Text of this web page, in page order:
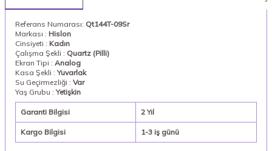
Referans Numarası: Qt144T-09Sr
Markası : Hislon
Cinsiyeti : Kadın
Çalışma Şekli : Quartz (Pilli)
Ekran Tipi : Analog
Kasa Şekli :Yuvarlak
Su Geçirmezliği : Var
Yaş Grubu :Yetişkin
Garanti Bilgisi 2 Yıl
Kargo Bilgisi 1-3 iş günü